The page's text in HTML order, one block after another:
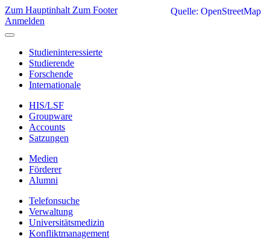
Zum Hauptinhalt Zum Footer
Anmelden
Studieninteressierte
Studierende
Forschende
Internationale
HIS/LSF
Groupware
Accounts
Satzungen
Medien
Förderer
Alumni
Telefonsuche
Verwaltung
Universitätsmedizin
Konfliktmanagement
Quelle: OpenStreetMap